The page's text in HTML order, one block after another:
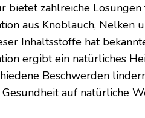
bietet zahlreiche
aus Knoblauch, Nelken
Inhaltsstoffe hat
ergibt ein natürliches
Beschwerden
auf natürliche